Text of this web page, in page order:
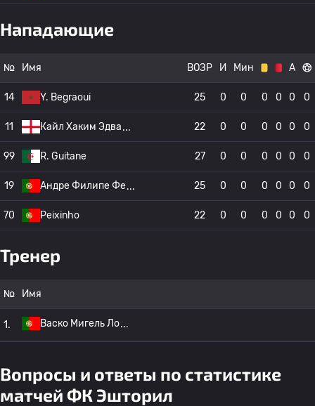
Нападающие
№ Имя ВОЗР И Мин А
14 Y. Begraoui 25 0 0 0 0 0 0
11 Кайл Хаким Эдва 22 0 0 0 0 0 0
99 R. Guitane 27 0 0 0 0 0 0
19 Андре Филипе Фе 25 0 0 0 0 0 0
70 Peixinho 22 0 0 0 0 0 0
Тренер
№ Имя
1. Васко Мигель Ло
Вопросы и ответы по статистике
матчей ФК Эшторил